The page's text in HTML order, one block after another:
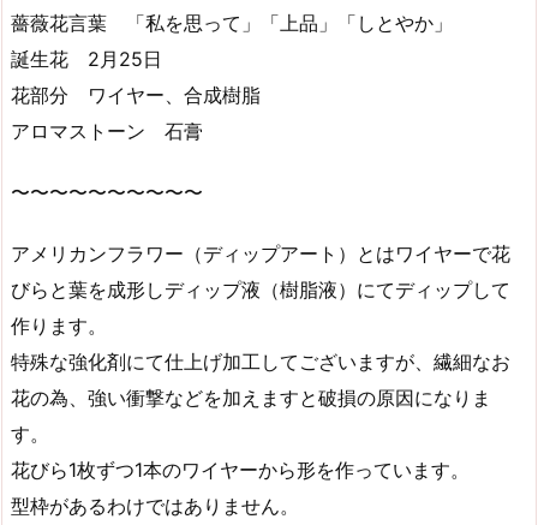
薔薇花言葉 「私を思って」「上品」「しとやか」
誕生花 2月25日
花部分 ワイヤー、合成樹脂
アロマストーン 石膏
〜〜〜〜〜〜〜〜〜〜
アメリカンフラワー（ディップアート）とはワイヤーで花
びらと葉を成形しディップ液（樹脂液）にてディップして
作ります。
特殊な強化剤にて仕上げ加工してございますが、繊細なお
花の為、強い衝撃などを加えますと破損の原因になりま
す。
花びら1枚ずつ1本のワイヤーから形を作っています。
型枠があるわけではありません。